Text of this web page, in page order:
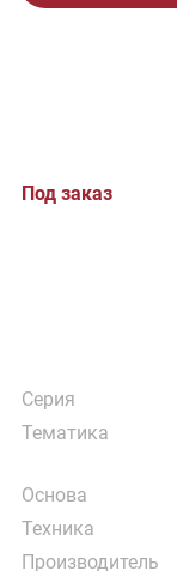
Под заказ
Серия
Тематика
Основа
Техника
Производитель